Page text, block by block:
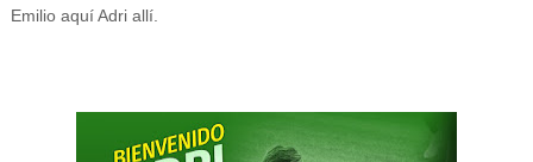
Emilio aquí Adri allí.